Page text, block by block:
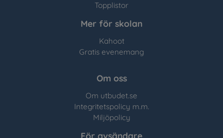
Topplistor
Mer för skolan
Kahoot
Gratis evenemang
Om oss
Om utbudet.se
Integritetspolicy m.m.
Miljöpolicy
För avsändare